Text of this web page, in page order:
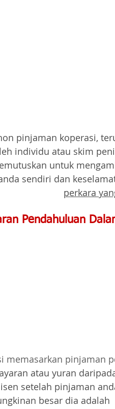
pinjaman koperasi,
individu atau skim
untuk
sendiri dan
perkara
Pendahuluan
memasarkan pinjaman
atau yuran
setelah pinjaman
besar dia adalah